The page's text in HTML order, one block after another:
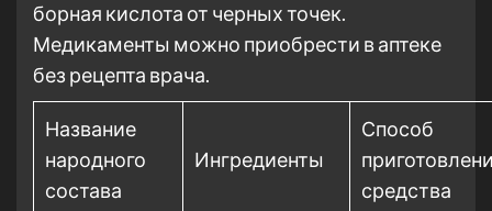
борная кислота от черных точек.
Медикаменты можно приобрести в аптеке
без рецепта врача.
Название
народного
состава
Ингредиенты
Способ
средства